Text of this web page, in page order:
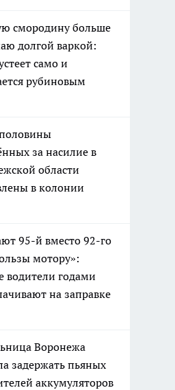
смородину больше
долгой варкой:
само и
рубиновым
за насилие в
области
в колонии
95-й вместо 92-го
мотору»:
водители годами
на заправке
Воронежа
задержать пьяных
аккумуляторов